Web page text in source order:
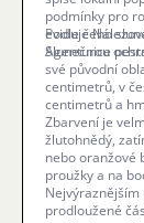
podmínky pro
eviduje
Agenturou
Podle čeho
Slunečnice
své původní
centimetrů, v
centimetrů a
Zbarvení je
žlutohnědý,
nebo oranžové
proužky a na
Nejvýraznějším
prodloužené